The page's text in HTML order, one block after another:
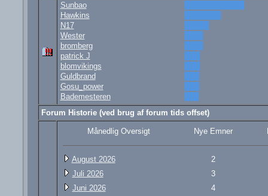
Sunbao
Hawkins
N17
Wester
bromberg
patrick J
blomvikings
Guldbrand
Gosu_power
Bademesteren
Forum Historie (ved brug af forum tids offset)
Månedlig Oversigt Nye Emner
August 2026
2
Juli 2026
3
Juni 2026
4